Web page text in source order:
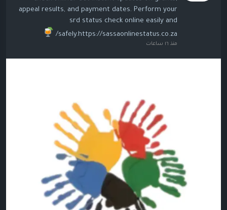
appeal results, and payment dates. Perform your
srd status check online easily and
safely.https://sassaonlinestatus.co.za/
منذ ١٦ ساعات